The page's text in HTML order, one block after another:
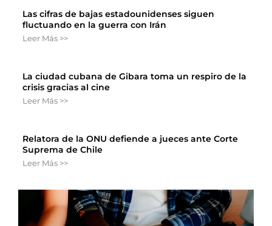
Las cifras de bajas estadounidenses siguen
fluctuando en la guerra con Irán
Leer Más >>
La ciudad cubana de Gibara toma un respiro de la
crisis gracias al cine
Leer Más >>
Relatora de la ONU defiende a jueces ante Corte
Suprema de Chile
Leer Más >>